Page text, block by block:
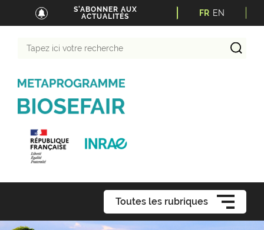
S'ABONNER AUX
ACTUALITÉS
FR EN
Toutes les rubriques